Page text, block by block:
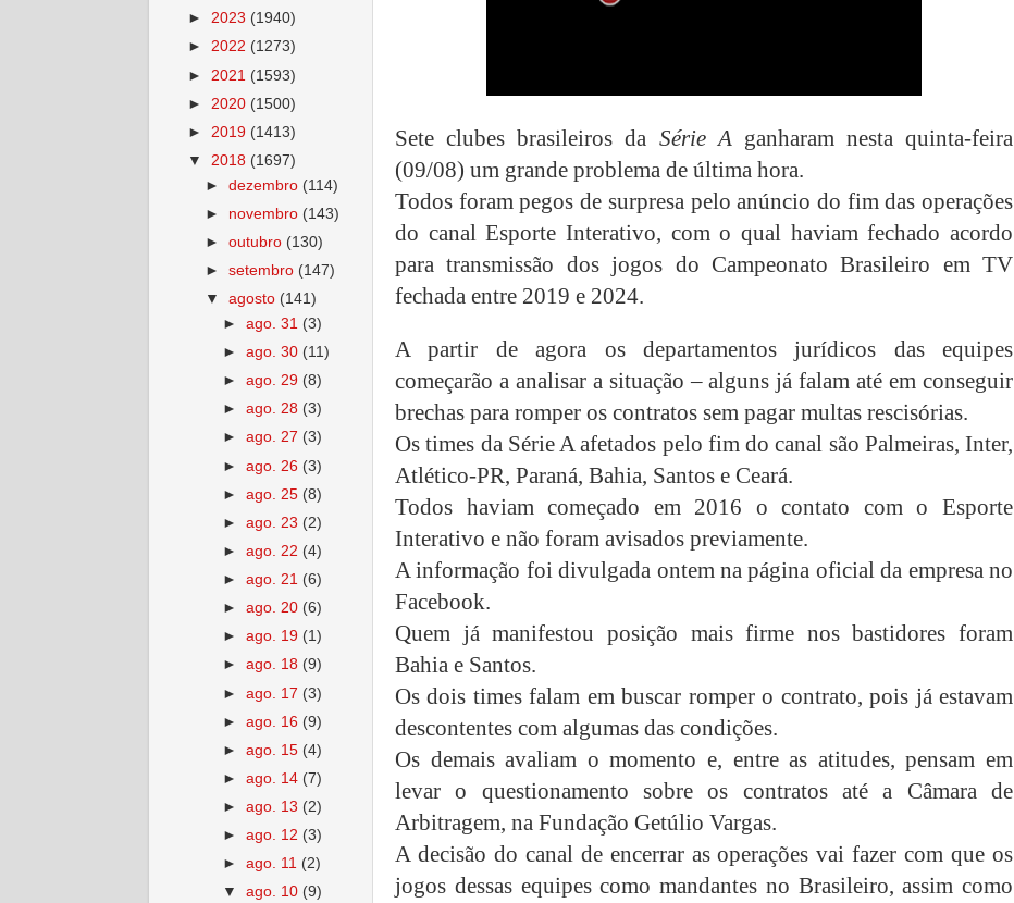
Sete clubes brasileiros da Série Aganharam nesta quinta-feira
(09/08) um grande problema de última hora.
Todos foram pegos de surpresa pelo anúncio do fim das operações
do canal Esporte Interativo, com o qual haviam fechado acordo
para transmissão dos jogos do Campeonato Brasileiro em TV
fechada entre 2019 e 2024.
A partir de agora os departamentos jurídicos das equipes
começarão a analisar a situação – alguns já falam até em conseguir
brechas para romper os contratos sem pagar multas rescisórias.
Os times da Série A afetados pelo fim do canal são Palmeiras, Inter,
Atlético-PR, Paraná, Bahia, Santos e Ceará.
Todos haviam começado em 2016 o contato com o Esporte
Interativo e não foram avisados previamente.
A informação foi divulgada ontem na página oficial da empresa no
Facebook.
Quem já manifestou posição mais firme nos bastidores foram
Bahia e Santos.
Os dois times falam em buscar romper o contrato, pois já estavam
descontentes com algumas das condições.
Os demais avaliam o momento e, entre as atitudes, pensam em
levar o questionamento sobre os contratos até a Câmara de
Arbitragem, na Fundação Getúlio Vargas.
A decisão do canal de encerrar as operações vai fazer com que os
jogos dessas equipes como mandantes no Brasileiro, assim como
► 2023 (1940)
► 2022 (1273)
► 2021 (1593)
► 2020 (1500)
► 2019 (1413)
▼ 2018 (1697)
►dezembro (114)
► novembro (143)
►outubro (130)
►setembro (147)
▼agosto (141)
►ago. 31 (3)
►ago. 30 (11)
►ago. 29 (8)
►ago. 28 (3)
►ago. 27 (3)
►ago. 26 (3)
►ago. 25 (8)
►ago. 23 (2)
►ago. 22 (4)
►ago. 21 (6)
►ago. 20 (6)
►ago. 19 (1)
►ago. 18 (9)
►ago. 17 (3)
►ago. 16 (9)
►ago. 15 (4)
►ago. 14 (7)
►ago. 13 (2)
►ago. 12 (3)
►ago. 11 (2)
▼ago. 10 (9)